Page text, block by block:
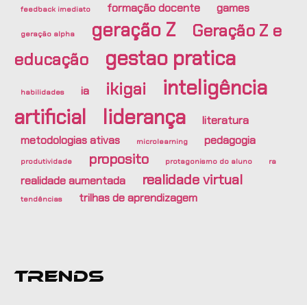
feedback imediato formação docente games
geração alpha geração Z
Geração Z e
educação
gestao pratica
habilidades ia ikigai
inteligência
artificial
liderança
literatura
metodologias ativas
microlearning pedagogia
produtividade proposito protagonismo do aluno ra
realidade aumentada realidade virtual
tendências trilhas de aprendizagem
Trends